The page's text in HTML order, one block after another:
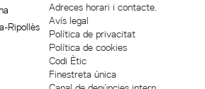
Ripollès
Adreces horari i contacte.
Avís legal
Política de privacitat
Política de cookies
Codi Ètic
Finestreta única